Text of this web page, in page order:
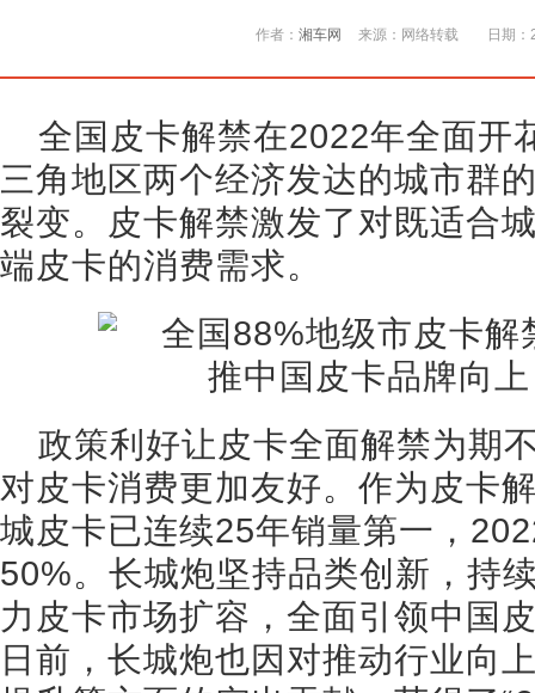
作者： 湘车网 来源：网络转载 日期
全国皮卡解禁在2022年全面开
三角地区两个经济发达的城市群
裂变。皮卡解禁激发了对既适合
端皮卡的消费需求。
政策利好让皮卡全面解禁为期
对皮卡消费更加友好。作为皮卡
城皮卡已连续25年销量第一，
50%。长城炮坚持品类创新，持
力皮卡市场扩容，全面引领中国
日前，长城炮也因对推动行业向